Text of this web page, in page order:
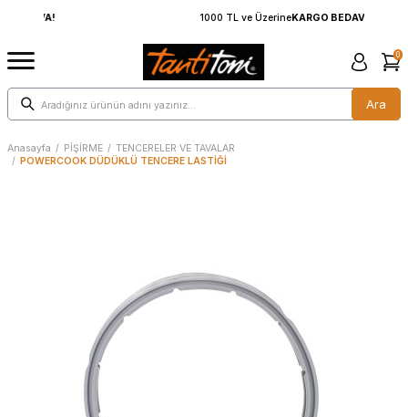
1000 TL ve ÜzerineKARGO BEDAVA!
Ara
0
Anasayfa / PİŞİRME / TENCERELER VE TAVALAR
/ POWERCOOK DÜDÜKLÜ TENCERE LASTİĞİ